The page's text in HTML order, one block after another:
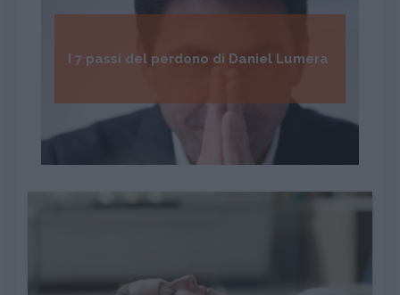
I 7 passi del perdono di Daniel Lumera